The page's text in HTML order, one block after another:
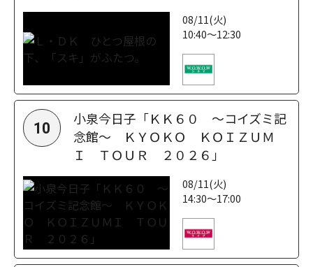
08/11(火)
10:40～12:30
10
小泉今日子「ＫＫ６０ ～コイズミ記
念館～ ＫＹＯＫＯ ＫＯＩＺＵＭ
Ｉ ＴＯＵＲ ２０２６」
08/11(火)
14:30～17:00